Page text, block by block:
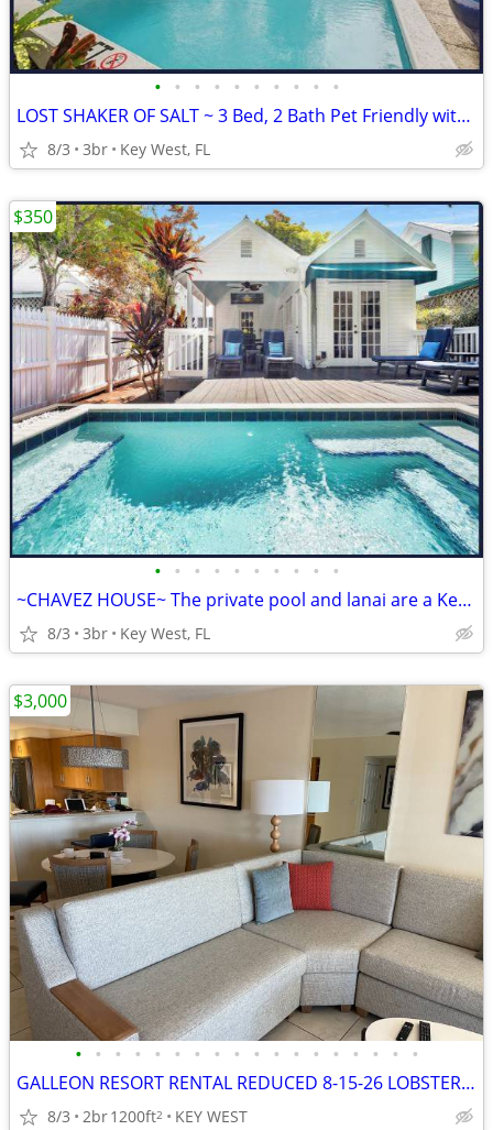
• • • • • • • • • •
LOST SHAKER OF SALT ~ 3 Bed, 2 Bath Pet Friendly with 40' Private Heat
8/3 3br Key West, FL
• • • • • • • • • •
~CHAVEZ HOUSE~ The private pool and lanai are a Key West dream come tr
8/3 3br Key West, FL
$350
• • • • • • • • • • • • • • • • • •
GALLEON RESORT RENTAL REDUCED 8-15-26 LOBSTER WK C BLDG DIRECT OCEAN VIEW
8/3 2br1200ft2 KEY WEST
$3,000